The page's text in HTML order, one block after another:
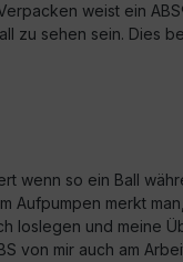
weist ein
zu sehen sein. Dies
wenn so ein Ball
merkt
und meine
mir auch am